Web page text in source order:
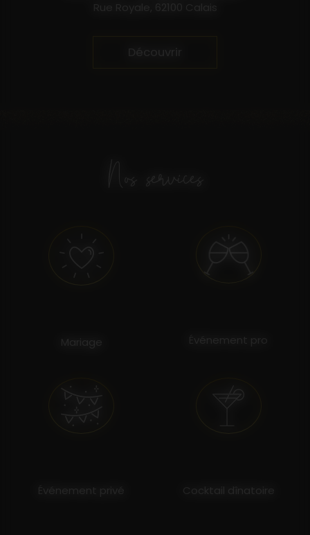
Découvrir
Nos services
Mariage Événement pro